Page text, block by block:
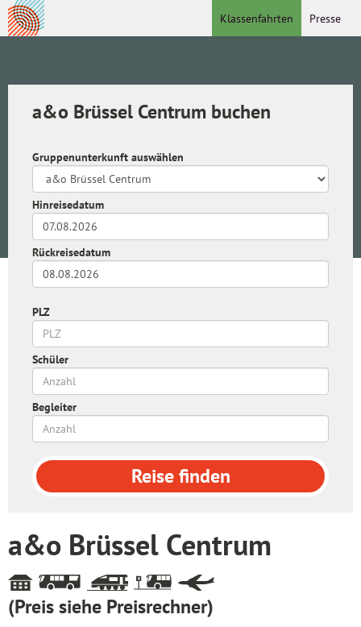
Presse
Klassenfahrten
a&o Brüssel Centrum buchen
Gruppenunterkunft auswählen
Hinreisedatum
Rückreisedatum
PLZ
Schüler
Begleiter
Reisefinden
a&o Brüssel Centrum
(Preis siehe Preisrechner)